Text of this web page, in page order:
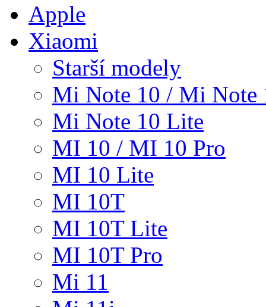
Apple
Xiaomi
Starší modely
Mi Note 10 / Mi Note
Mi Note 10 Lite
MI 10 / MI 10 Pro
MI 10 Lite
MI 10T
MI 10T Lite
MI 10T Pro
Mi 11